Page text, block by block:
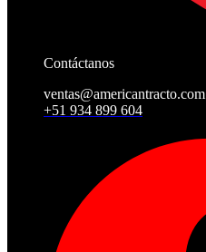
Contáctanos
ventas@americantracto.com
+51 934 899 604